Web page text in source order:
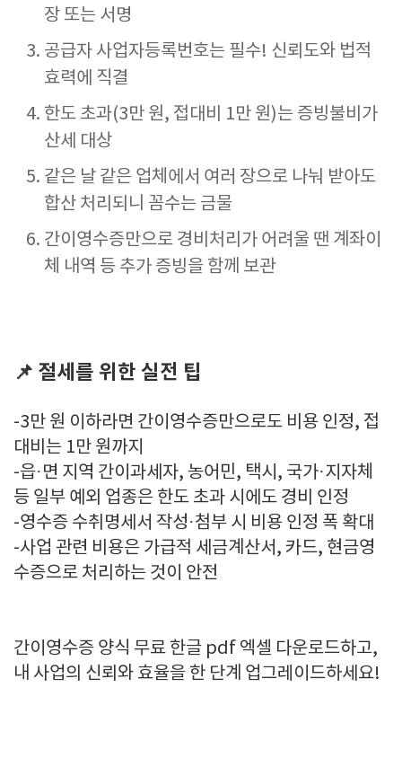
장 또는 서명
공급자 사업자등록번호는 필수! 신뢰도와 법적
효력에 직결
한도 초과(3만 원, 접대비 1만 원)는 증빙불비가
산세 대상
같은 날 같은 업체에서 여러 장으로 나눠 받아도
합산 처리되니 꼼수는 금물
간이영수증만으로 경비처리가 어려울 땐 계좌이
체 내역 등 추가 증빙을 함께 보관
📌 절세를 위한 실전 팁
-3만 원 이하라면 간이영수증만으로도 비용 인정, 접
대비는 1만 원까지
-읍·면 지역 간이과세자, 농어민, 택시, 국가·지자체
등 일부 예외 업종은 한도 초과 시에도 경비 인정
-영수증 수취명세서 작성·첨부 시 비용 인정 폭 확대
-사업 관련 비용은 가급적 세금계산서, 카드, 현금영
수증으로 처리하는 것이 안전
간이영수증 양식 무료 한글 pdf 엑셀 다운로드하고,
내 사업의 신뢰와 효율을 한 단계 업그레이드하세요!